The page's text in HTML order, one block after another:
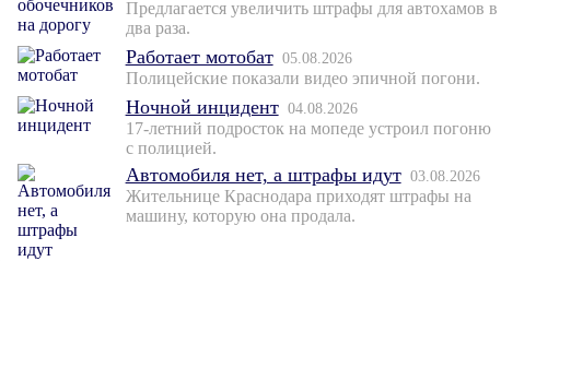
Предлагается увеличить штрафы для автохамов в
два раза.
Работает мотобат 05.08.2026
Полицейские показали видео эпичной погони.
Ночной инцидент 04.08.2026
17-летний подросток на мопеде устроил погоню
с полицией.
Автомобиля нет, а штрафы идут 03.08.2026
Жительнице Краснодара приходят штрафы на
машину, которую она продала.